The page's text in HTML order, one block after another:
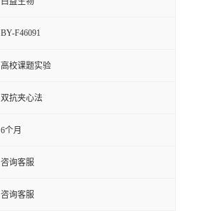
BY-F46091
高校课题实验
双抗夹心法
6个月
咨询客服
咨询客服